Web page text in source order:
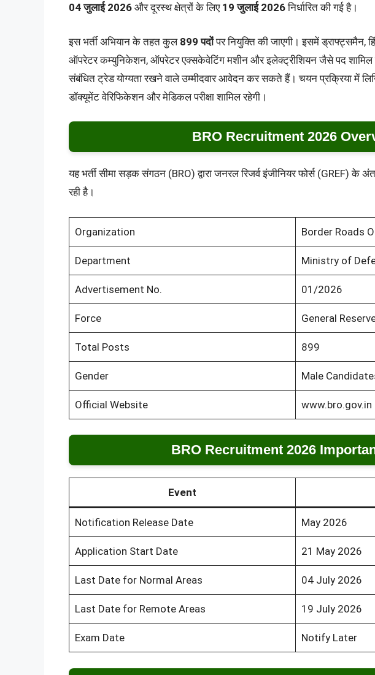
04 जुलाई 2026 और दूरस्थ क्षेत्रों के लिए 19 जुलाई 2026निर्धारित की गई है।
इस भर्ती अभियान के तहत कुल 899 पदोंपर नियुक्ति की जाएगी। इसमें ड्राफ्ट्समैन,
ऑपरेटर कम्युनिकेशन, ऑपरेटर एक्सकेवेटिंग मशीन और इलेक्ट्रीशियन जैसे पद शामिल
संबंधित ट्रेड योग्यता रखने वाले उम्मीदवार आवेदन कर सकते हैं। चयन प्रक्रिया में
डॉक्यूमेंट वेरिफिकेशन और मेडिकल परीक्षा शामिल रहेगी।
BRO Recruitment 2026
यह भर्ती सीमा सड़क संगठन (BRO) द्वारा जनरल रिजर्व इंजीनियर फोर्स (GREF) के
रही है।
Organization Border Roads
Department Ministry of
Advertisement No. 01/2026
Force General
Total Posts 899
Gender Male
Official Website www.bro.gov.in
BRO Recruitment 2026
Event
Notification Release Date May 2026
Application Start Date 21 May 2026
Last Date for Normal Areas 04 July 2026
Last Date for Remote Areas 19 July 2026
Exam Date Notify Later